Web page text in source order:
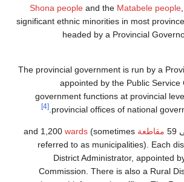
Shona people and the Matabele people
significant ethnic minorities in most
headed by a Provincial
The provincial government is run by a
appointed by the Public Service
government functions at provincial
provincial offices of national
[4]
مقاطعة wards (sometimes
referred to as municipalities). Each
District Administrator, appointed
Commission. There is also a Rural